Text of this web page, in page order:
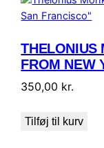
THELONIUS
FROM NEW
350,00 kr.
Tilføj til kurv